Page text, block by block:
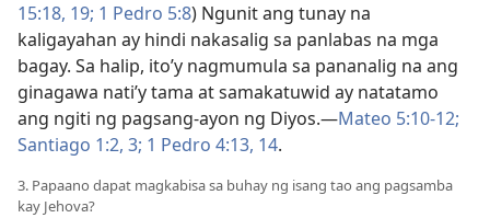
15:​18, 19; 1 Pedro 5:8) Ngunit ang tunay na
kaligayahan ay hindi nakasalig sa panlabas na mga
bagay. Sa halip, ito’y nagmumula sa pananalig na ang
ginagawa nati’y tama at samakatuwid ay natatamo
ang ngiti ng pagsang-ayon ng Diyos.​—Mateo 5:​10-12;
Santiago 1:​2, 3; 1 Pedro 4:​13, 14.
3. Papaano dapat magkabisa sa buhay ng isang tao ang pagsamba
kay Jehova?